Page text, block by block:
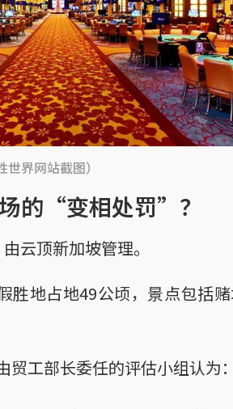
界网站截图）
的“变相处罚”？
云顶新加坡管理。
胜地占地49公顷，景点包括
工部长委任的评估小组认为：